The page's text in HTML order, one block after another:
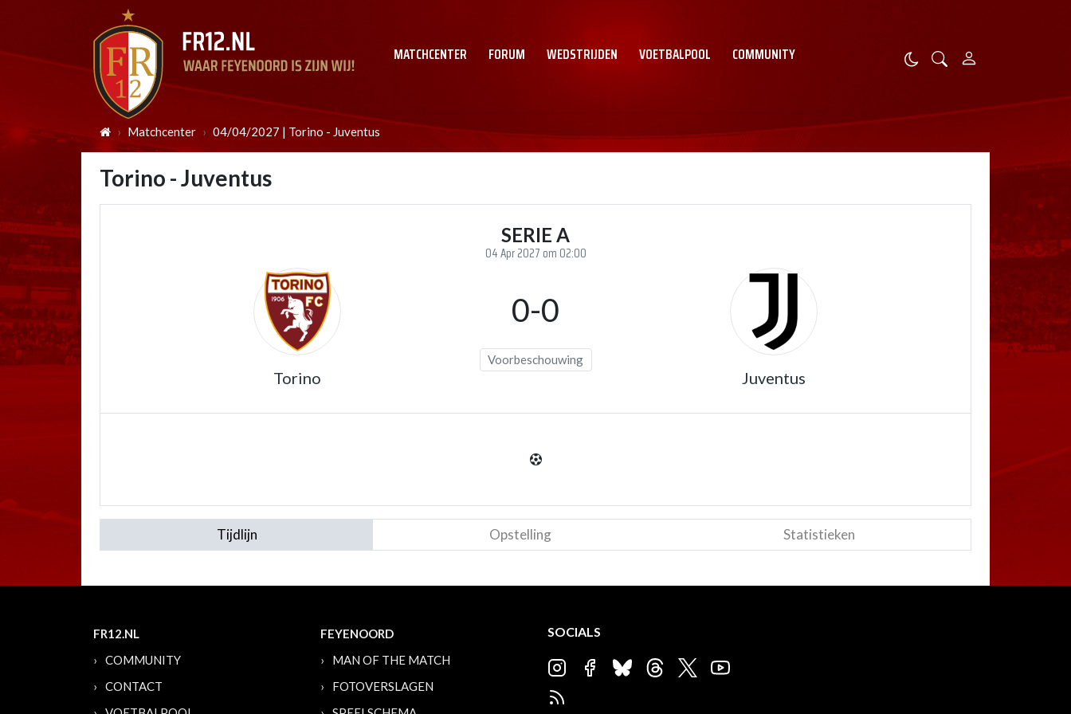
MATCHCENTER FORUM WEDSTRIJDEN VOETBALPOOL COMMUNITY
Matchcenter 04/04/2027 | Torino - Juventus
Torino - Juventus
SERIE A
04 Apr 2027 om 02:00
Torino
0-0
Voorbeschouwing
Juventus
Tijdlijn Opstelling Statistieken
FR12.NL
COMMUNITY
CONTACT
FEYENOORD
MAN OF THE MATCH
FOTOVERSLAGEN
SOCIALS